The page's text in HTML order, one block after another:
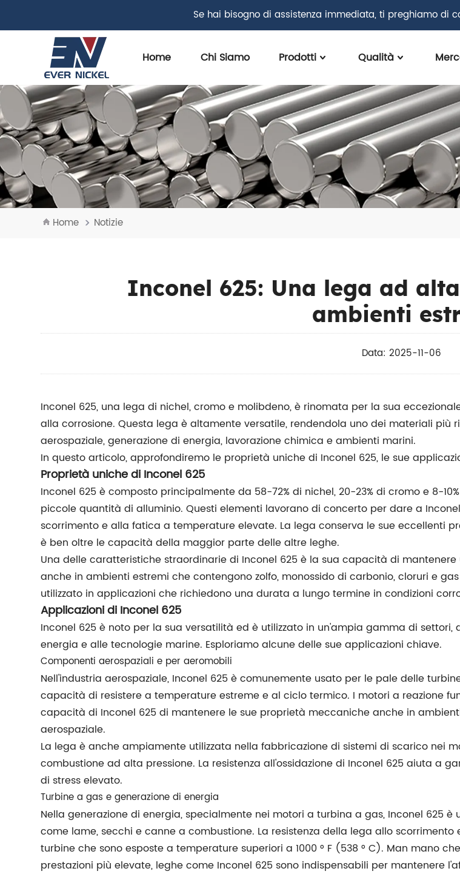
Se hai bisogno di assistenza immediata, ti preghiamo di
Home Chi Siamo Prodotti Qualità
Home Notizie
Inconel 625: Una lega ad
ambienti
Data: 2025-11-06
Inconel 625, una lega di nichel, cromo e molibdeno, è rinomata per la sua
alla corrosione. Questa lega è altamente versatile, rendendola uno dei materiali
aerospaziale, generazione di energia, lavorazione chimica e ambienti marini.
In questo articolo, approfondiremo le proprietà uniche di Inconel 625, le sue
Proprietà uniche di Inconel 625
Inconel 625 è composto principalmente da 58-72% di nichel, 20-23% di cromo e 8-
piccole quantità di alluminio. Questi elementi lavorano di concerto per dare a
scorrimento e alla fatica a temperature elevate. La lega conserva le sue eccellenti
è ben oltre le capacità della maggior parte delle altre leghe.
Una delle caratteristiche straordinarie di Inconel 625 è la sua capacità di
anche in ambienti estremi che contengono zolfo, monossido di carbonio, cloruri e
utilizzato in applicazioni che richiedono una durata a lungo termine in condizioni
Applicazioni di Inconel 625
Inconel 625 è noto per la sua versatilità ed è utilizzato in un'ampia gamma di
energia e alle tecnologie marine. Esploriamo alcune delle sue applicazioni chiave.
Componenti aerospaziali e per aeromobili
Nell'industria aerospaziale, Inconel 625 è comunemente usato per le pale delle
capacità di resistere a temperature estreme e al ciclo termico. I motori a reazione
capacità di Inconel 625 di mantenere le sue proprietà meccaniche anche in
aerospaziale.
La lega è anche ampiamente utilizzata nella fabbricazione di sistemi di scarico nei
combustione ad alta pressione. La resistenza all'ossidazione di Inconel 625 aiuta a
di stress elevato.
Turbine a gas e generazione di energia
Nella generazione di energia, specialmente nei motori a turbina a gas, Inconel 625
come lame, secchi e canne a combustione. La resistenza della lega allo
turbine che sono esposte a temperature superiori a 1000 ° F (538 ° C). Man mano
prestazioni più elevate, leghe come Inconel 625 sono indispensabili per mantenere